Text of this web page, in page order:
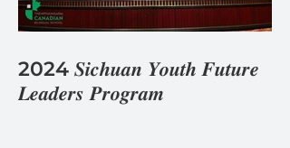
2024 𝑺𝒊𝒄𝒉𝒖𝒂𝒏 𝒀𝒐𝒖𝒕𝒉 𝑭𝒖𝒕𝒖𝒓𝒆
𝑳𝒆𝒂𝒅𝒆𝒓𝒔 𝑷𝒓𝒐𝒈𝒓𝒂𝒎